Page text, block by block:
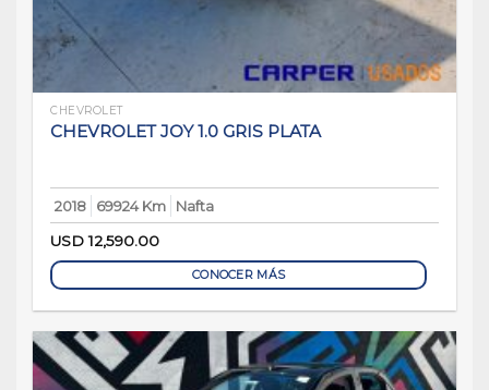
CHEVROLET
CHEVROLET JOY 1.0 GRIS PLATA
2018 69924 Km
Nafta
USD12,590.00
CONOCER MÁS